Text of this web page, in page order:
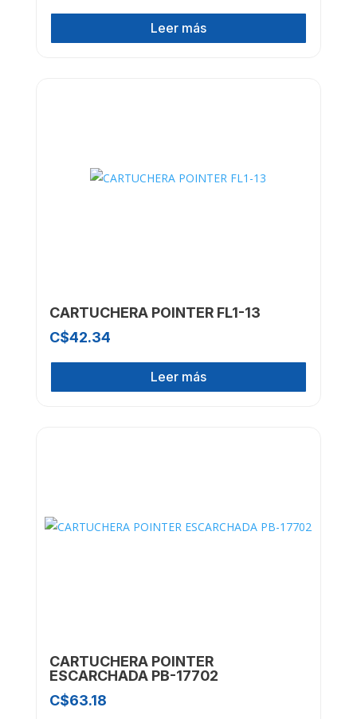
Leer más
CARTUCHERA POINTER FL1-13
C$42.34
Leer más
CARTUCHERA POINTER
ESCARCHADA PB-17702
C$63.18